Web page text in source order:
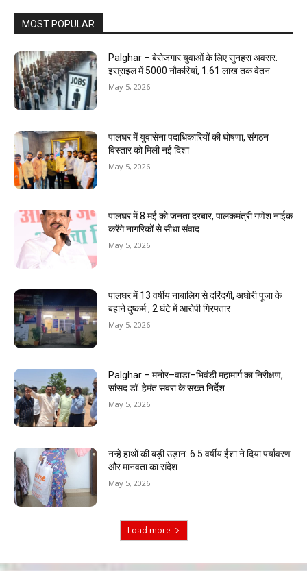
MOST POPULAR
Palghar – बेरोजगार युवाओं के लिए सुनहरा अवसर:
इस्राइल में 5000 नौकरियां, ₹1.61 लाख तक वेतन
May 5, 2026
पालघर में युवासेना पदाधिकारियों की घोषणा, संगठन
विस्तार को मिली नई दिशा
May 5, 2026
पालघर में 8 मई को जनता दरबार, पालकमंत्री गणेश नाईक
करेंगे नागरिकों से सीधा संवाद
May 5, 2026
पालघर में 13 वर्षीय नाबालिग से दरिंदगी, अघोरी पूजा के
बहाने दुष्कर्म , 2 घंटे में आरोपी गिरफ्तार
May 5, 2026
Palghar – मनोर–वाडा–भिवंडी महामार्ग का निरीक्षण,
सांसद डॉ. हेमंत सवरा के सख्त निर्देश
May 5, 2026
नन्हे हाथों की बड़ी उड़ान: 6.5 वर्षीय ईशा ने दिया पर्यावरण
और मानवता का संदेश
May 5, 2026
Load more